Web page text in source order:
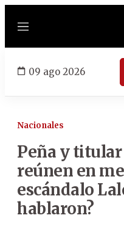
Menú
09 ago 2026
Nacionales
Peña y titular
reúnen en
escándalo
hablaron?